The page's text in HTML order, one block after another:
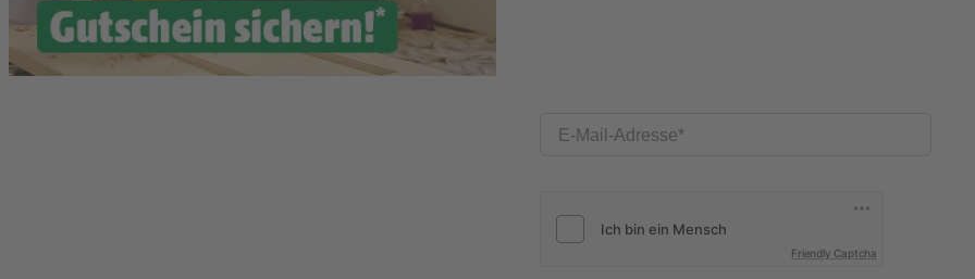
E-Mail-Adresse
Friendly Captcha